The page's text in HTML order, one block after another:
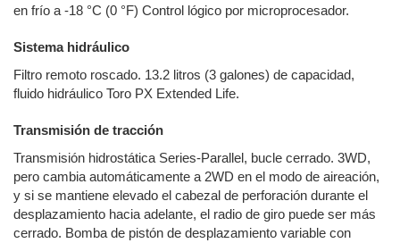
en frío a -18 °C (0 °F) Control lógico por microprocesador.
Sistema hidráulico
Filtro remoto roscado. 13.2 litros (3 galones) de capacidad,
fluido hidráulico Toro PX Extended Life.
Transmisión de tracción
Transmisión hidrostática Series-Parallel, bucle cerrado. 3WD,
pero cambia automáticamente a 2WD en el modo de aireación,
y si se mantiene elevado el cabezal de perforación durante el
desplazamiento hacia adelante, el radio de giro puede ser más
cerrado. Bomba de pistón de desplazamiento variable con